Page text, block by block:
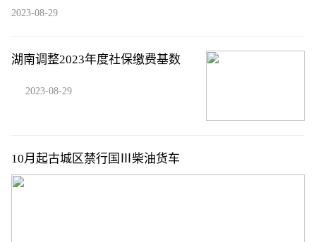
2023-08-29
湖南调整2023年度社保缴费基数
2023-08-29
10月起古城区禁行国Ⅲ柴油货车